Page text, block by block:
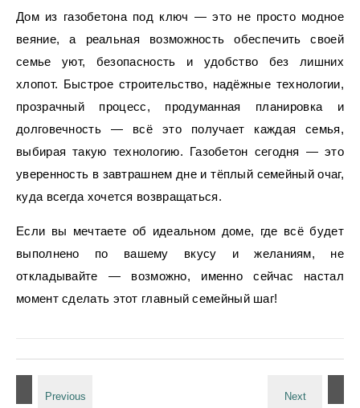
Дом из газобетона под ключ — это не просто модное
веяние, а реальная возможность обеспечить своей
семье уют, безопасность и удобство без лишних
хлопот. Быстрое строительство, надёжные технологии,
прозрачный процесс, продуманная планировка и
долговечность — всё это получает каждая семья,
выбирая такую технологию. Газобетон сегодня — это
уверенность в завтрашнем дне и тёплый семейный очаг,
куда всегда хочется возвращаться.
Если вы мечтаете об идеальном доме, где всё будет
выполнено по вашему вкусу и желаниям, не
откладывайте — возможно, именно сейчас настал
момент сделать этот главный семейный шаг!